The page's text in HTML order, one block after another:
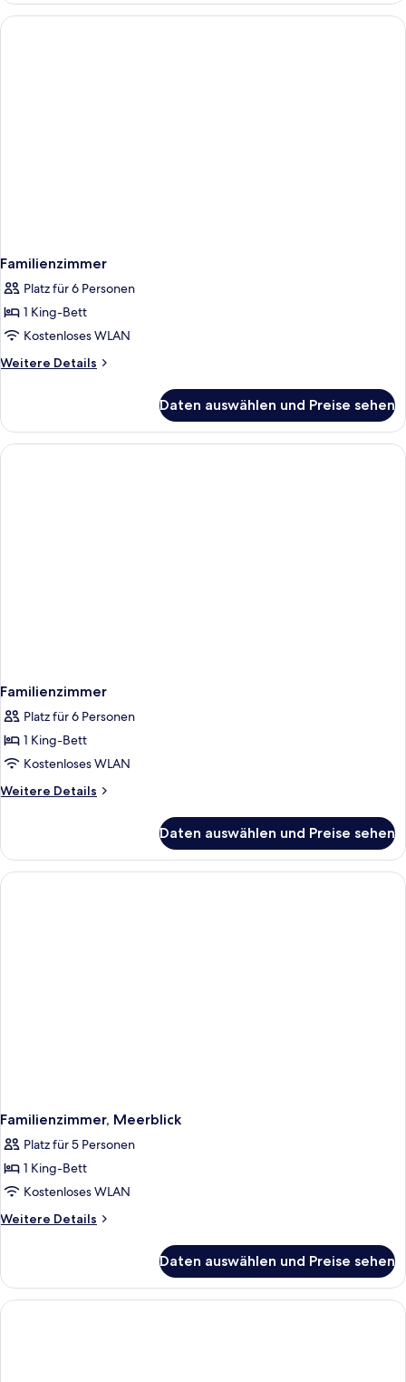
Familienzimmer
Platz für 6 Personen
1 King-Bett
Kostenloses WLAN
Weitere Details
Weitere
Daten auswählen und Preise sehen
Familienzimmer
Platz für 6 Personen
1 King-Bett
Kostenloses WLAN
Weitere Details
Weitere
Daten auswählen und Preise sehen
Familienzimmer, Meerblick
Platz für 5 Personen
1 King-Bett
Kostenloses WLAN
Weitere Details
Weitere
Meerblick
Daten auswählen und Preise sehen